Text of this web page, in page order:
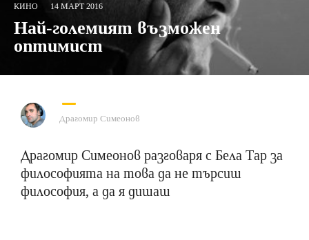
КИНО 14 МАРТ 2016
Най-големият възможен
оптимист
Драгомир Симеонов
Драгомир Симеонов разговаря с Бела Тар за
философията на това да не търсиш
философия, а да я дишаш